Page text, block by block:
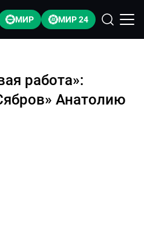
МИР МИР 24
работа»:
Анатолию